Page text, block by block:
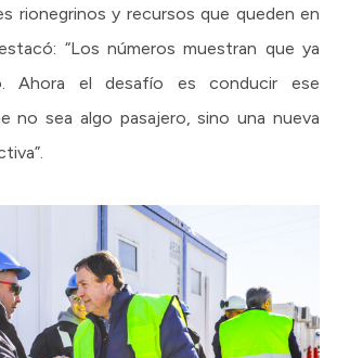
rionegrinos y recursos que queden en
“Los números muestran que ya
Ahora el desafío es conducir ese
no sea algo pasajero, sino una nueva